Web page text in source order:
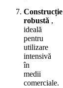
Construcție
robustă ,
ideală
pentru
utilizare
intensivă
în
medii
comerciale.